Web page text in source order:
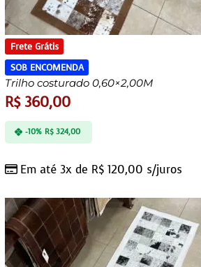
Frete Grátis
SOB ENCOMENDA
Trilho costurado 0,60×2,00M
R$360,00
Em até 3x de R$ 120,00 s/juros
-10% R$324,00